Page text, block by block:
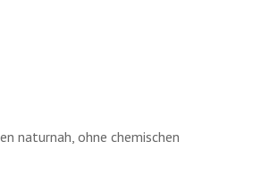
naturnah, ohne chemischen